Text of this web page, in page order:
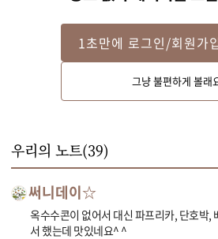
찐감자는 뜨거울 때 볼에 넣어 으깬 후 스위트콘
섞어주세요.
1초만에 로그인/회원가
그냥 불편하게 볼래
우리의 노트(39)
써니데이☆
옥수수콘이 없어서 대신 파프리카, 단호박,
서 했는데 맛있네요^ ^